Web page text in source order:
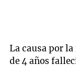
La causa por
de 4 años